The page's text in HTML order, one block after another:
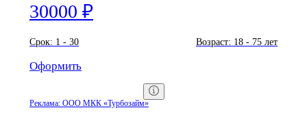
30000 ₽
Срок: 1 - 30 Возраст: 18 - 75 лет
Оформить
Реклама: ООО МКК «Турбозайм»